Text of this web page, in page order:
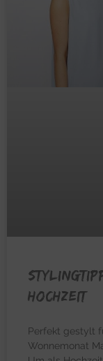
Hochzeit
Perfekt gestylt
Wonnemonat